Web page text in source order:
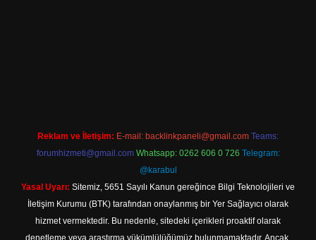
Reklam ve İletişim: E-mail: backlinkpaneli@gmail.com Teams:
forumhizmeti@gmail.com Whatsapp: 0262 606 0 726 Telegram:
@karabul
Yasal Uyarı: Sitemiz, 5651 Sayılı Kanun gereğince Bilgi Teknolojileri ve
İletişim Kurumu (BTK) tarafından onaylanmış bir Yer Sağlayıcı olarak
hizmet vermektedir. Bu nedenle, sitedeki içerikleri proaktif olarak
denetleme veya araştırma yükümlülüğümüz bulunmamaktadır. Ancak,